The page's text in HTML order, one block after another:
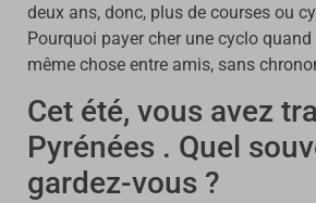
deux ans, donc, plus de courses ou
Pourquoi payer cher une cyclo
même chose entre amis, sans
Cet été, vous avez
Pyrénées . Quel
gardez-vous ?